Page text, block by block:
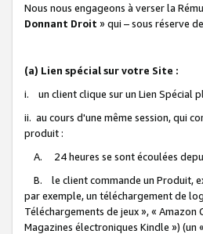
Nous nous engageons à verser la
Donnant Droit » qui – sous réserve
(a) Lien spécial sur votre Site :
i. un client clique sur un Lien Spécial
ii. au cours d'une même session, qui
produit :
A. 24 heures se sont écoulées
B. le client commande un Produit,
par exemple, un téléchargement de
Téléchargements de jeux », « Amazon
Magazines électroniques Kindle ») (un